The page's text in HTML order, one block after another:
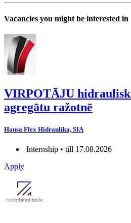
Vacancies you might be interested in
VIRPOTĀJU
agregātu ražotnē
Hansa Flex Hidraulika, SIA
Internship • till 17.08.2026
Apply